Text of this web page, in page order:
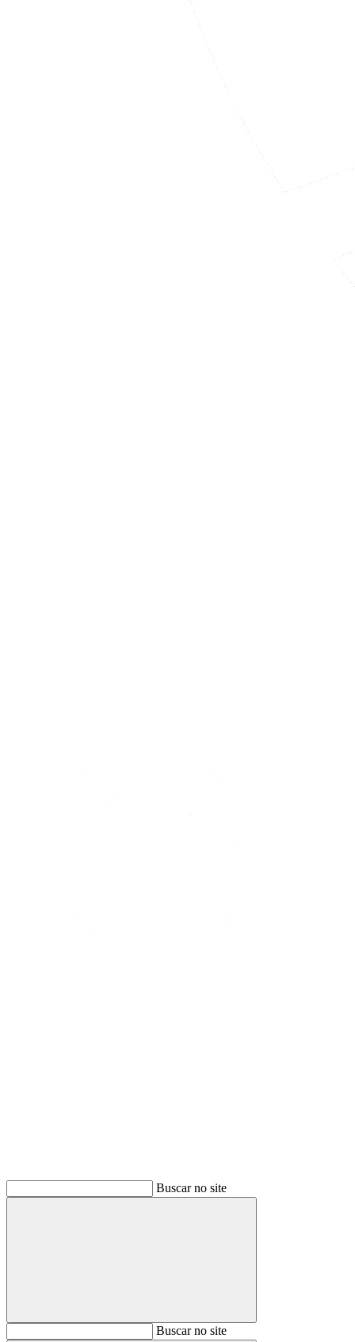
Buscar no site
BuscarBuscar no site